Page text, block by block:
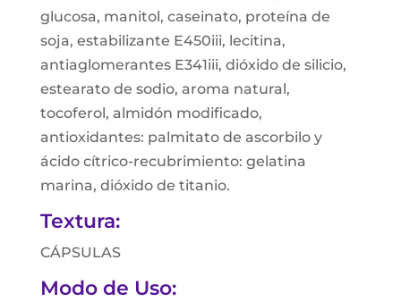
glucosa, manitol, caseinato, proteína de
soja, estabilizante E450iii, lecitina,
antiaglomerantes E341iii, dióxido de silicio,
estearato de sodio, aroma natural,
tocoferol, almidón modificado,
antioxidantes: palmitato de ascorbilo y
ácido cítrico-recubrimiento: gelatina
marina, dióxido de titanio.
Textura:
CÁPSULAS
Modo de Uso: